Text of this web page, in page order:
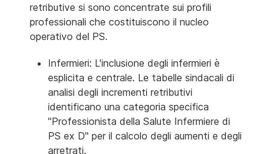
retributive si sono concentrate sui profili
professionali che costituiscono il nucleo
operativo del PS.
Infermieri: L'inclusione degli infermieri è
esplicita e centrale. Le tabelle sindacali di
analisi degli incrementi retributivi
identificano una categoria specifica
"Professionista della Salute Infermiere di
PS ex D" per il calcolo degli aumenti e degli
arretrati.